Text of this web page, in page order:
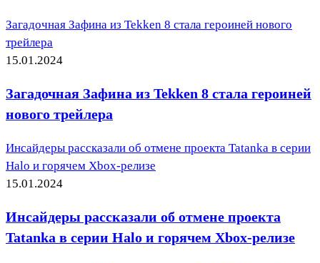
Загадочная Зафина из Tekken 8 стала героиней нового
трейлера
15.01.2024
Загадочная Зафина из Tekken 8 стала героиней
нового трейлера
Инсайдеры рассказали об отмене проекта Tatanka в серии
Halo и горячем Xbox-релизе
15.01.2024
Инсайдеры рассказали об отмене проекта
Tatanka в серии Halo и горячем Xbox-релизе